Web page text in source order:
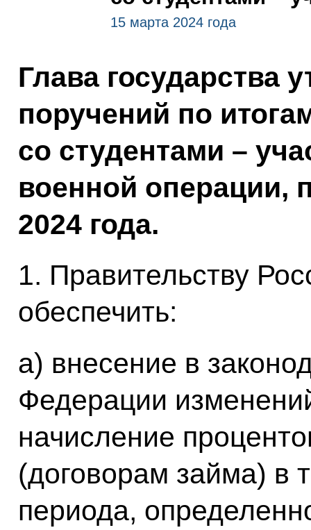
15 марта 2024 года
Глава государства
поручений по
со студентами –
военной операции,
2024 года.
1. Правительству
обеспечить:
а) внесение в
Федерации
начисление
(договорам займа) в
периода,